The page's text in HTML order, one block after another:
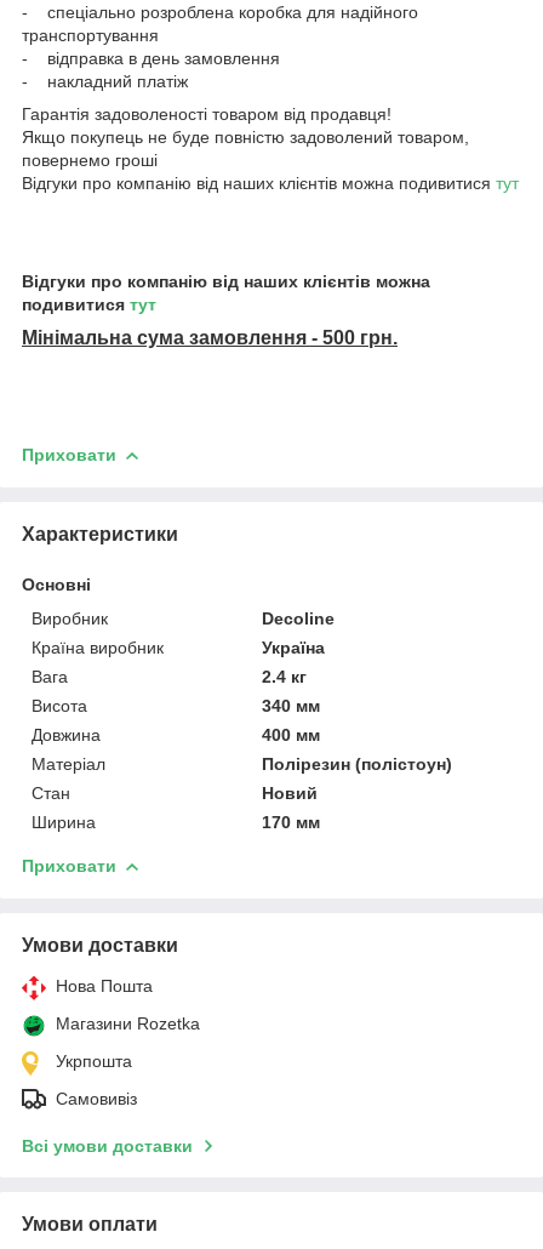
- спеціально розроблена коробка для надійного
транспортування
- відправка в день замовлення
- накладний платіж
Гарантія задоволеності товаром від продавця!
Якщо покупець не буде повністю задоволений товаром,
повернемо гроші
Відгуки про компанію від наших клієнтів можна подивитися тут
Відгуки про компанію від наших клієнтів можна
подивитися тут
Мінімальна сума замовлення - 500 грн.
Приховати
Характеристики
Основні
Виробник
Decoline
Країна виробник
Україна
Вага
2.4 кг
Висота
340 мм
Довжина
400 мм
Матеріал
Полірезин (полістоун)
Стан
Новий
Ширина
170 мм
Приховати
Умови доставки
Нова Пошта
Магазини Rozetka
Укрпошта
Самовивіз
Всі умови доставки
Умови оплати